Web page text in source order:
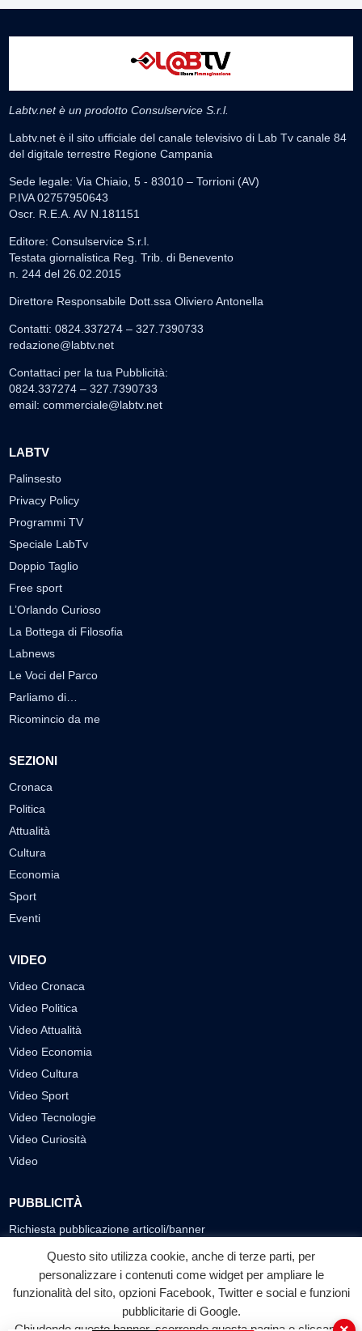
Labtv.net è un prodotto Consulservice S.r.l.
Labtv.net è il sito ufficiale del canale televisivo di Lab Tv canale 84
del digitale terrestre Regione Campania
Sede legale: Via Chiaio, 5 - 83010 – Torrioni (AV)
P.IVA 02757950643
Oscr. R.E.A. AV N.181151
Editore: Consulservice S.r.l.
Testata giornalistica Reg. Trib. di Benevento
n. 244 del 26.02.2015
Direttore Responsabile Dott.ssa Oliviero Antonella
Contatti: 0824.337274 – 327.7390733
redazione@labtv.net
Contattaci per la tua Pubblicità:
0824.337274 – 327.7390733
email: commerciale@labtv.net
LABTV
Palinsesto
Privacy Policy
Programmi TV
Speciale LabTv
Doppio Taglio
Free sport
L’Orlando Curioso
La Bottega di Filosofia
Labnews
Le Voci del Parco
Parliamo di…
Ricomincio da me
SEZIONI
Cronaca
Politica
Attualità
Cultura
Economia
Sport
Eventi
VIDEO
Video Cronaca
Video Politica
Video Attualità
Video Economia
Video Cultura
Video Sport
Video Tecnologie
Video Curiosità
Video
PUBBLICITÀ
Richiesta pubblicazione articoli/banner
SEGUICI SUI SOCIAL
f
Facebook
◎ ▶
YouTube
Questo sito utilizza cookie, anche di terze parti, per
personalizzare i contenuti come widget per ampliare le
funzionalità del sito, opzioni Facebook, Twitter e social e funzioni
pubblicitarie di Google.